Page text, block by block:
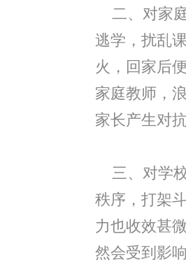
二、对家庭
逃学，扰乱
火，回家后
家庭教师，
家长产生对
三、对学
秩序，打架
力也收效甚
然会受到影